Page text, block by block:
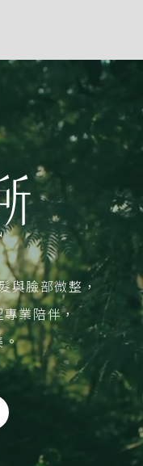
與臉部微整，
業陪伴，
。